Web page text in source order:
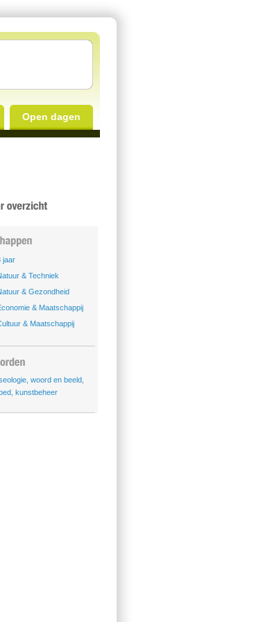
Open dagen
jaar
& Techniek
& Gezondheid
& Maatschappij
& Maatschappij
woord en beeld
kunstbeheer